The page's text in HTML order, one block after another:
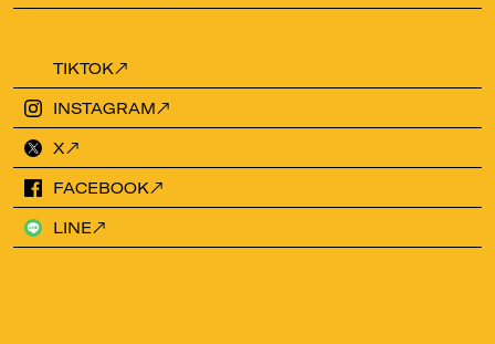
TIKTOK
INSTAGRAM
X
FACEBOOK
LINE